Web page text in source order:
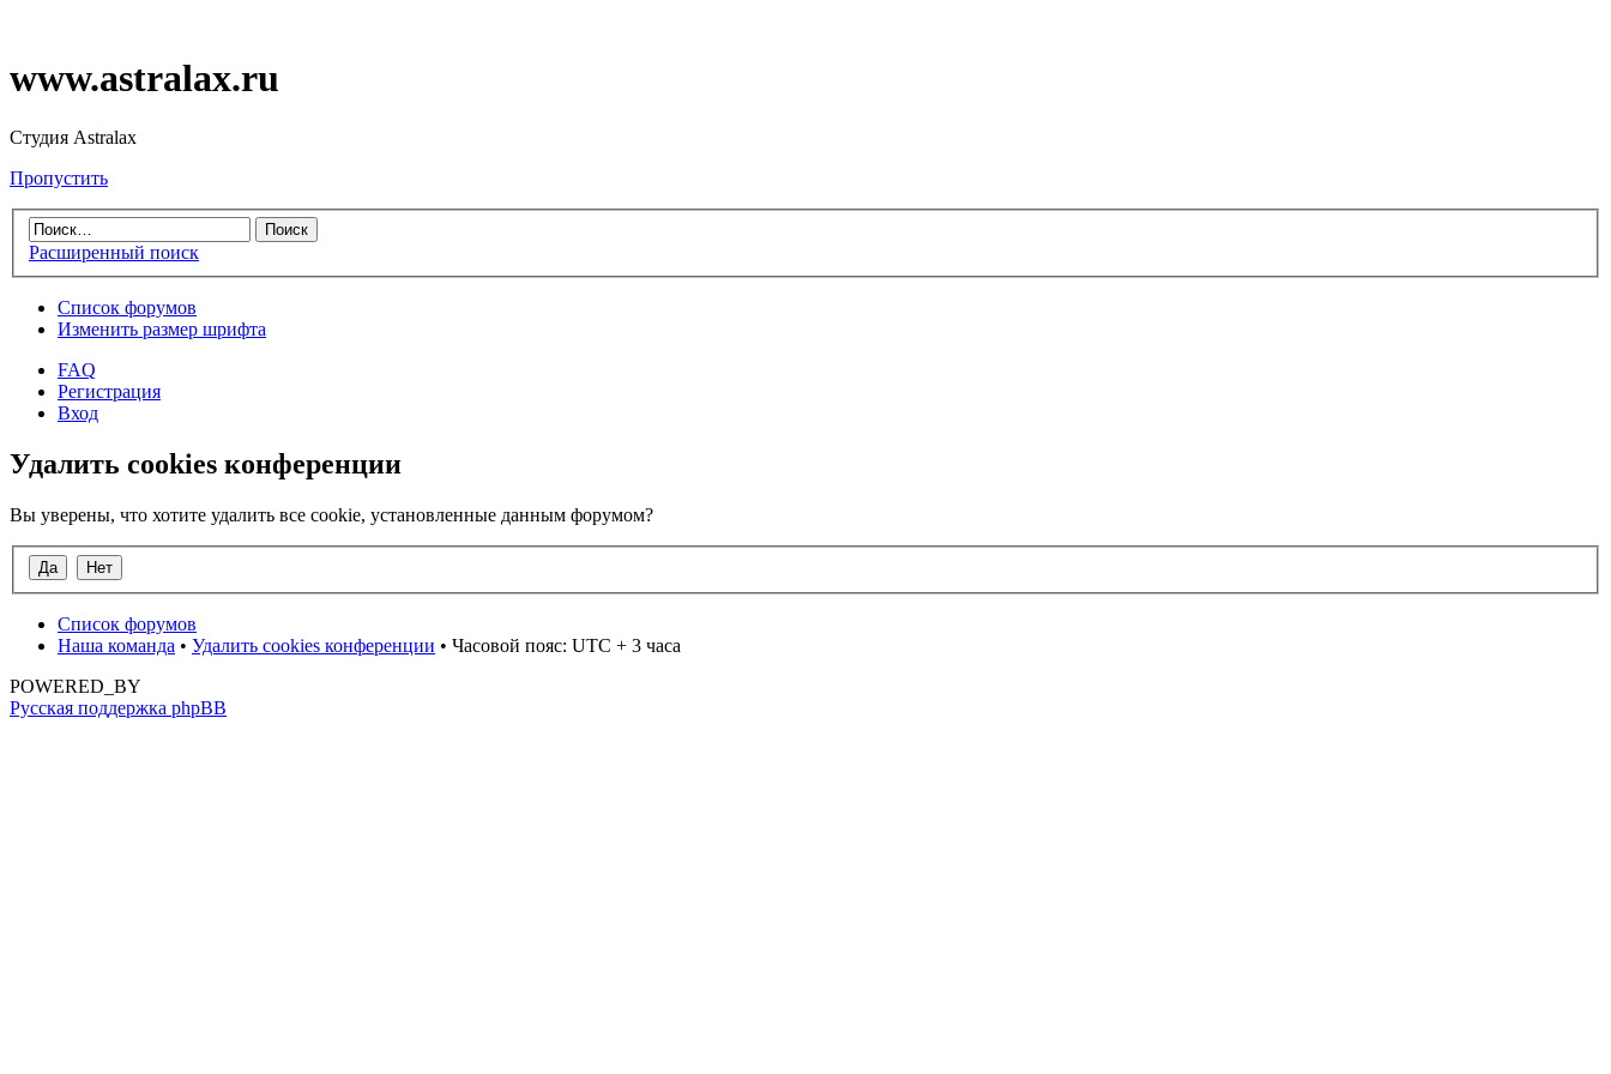
www.astralax.ru
Студия Astralax
Пропустить
Расширенный поиск
Список форумов
Изменить размер шрифта
FAQ
Регистрация
Вход
Удалить cookies конференции
Вы уверены, что хотите удалить все cookie, установленные данным форумом?
Список форумов
Наша команда • Удалить cookies конференции • Часовой пояс: UTC + 3 часа
POWERED_BY
Русская поддержка phpBB